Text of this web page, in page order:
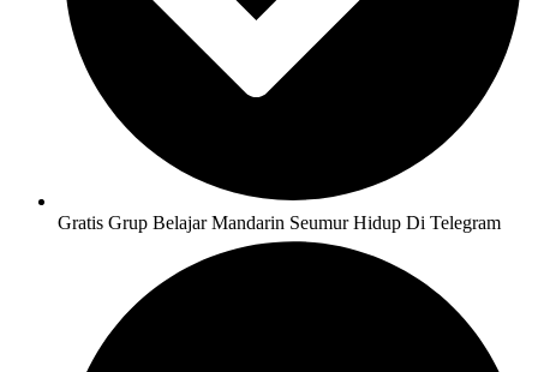
Gratis Grup Belajar Mandarin Seumur Hidup Di Telegram